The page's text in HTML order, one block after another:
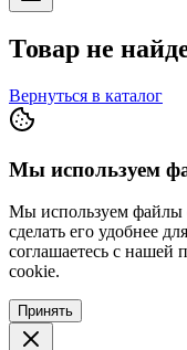
Товар не
Вернуться в каталог
Мы используем
Мы используем файлы
сделать его удобнее
соглашаетесь с нашей
cookie.
Принять